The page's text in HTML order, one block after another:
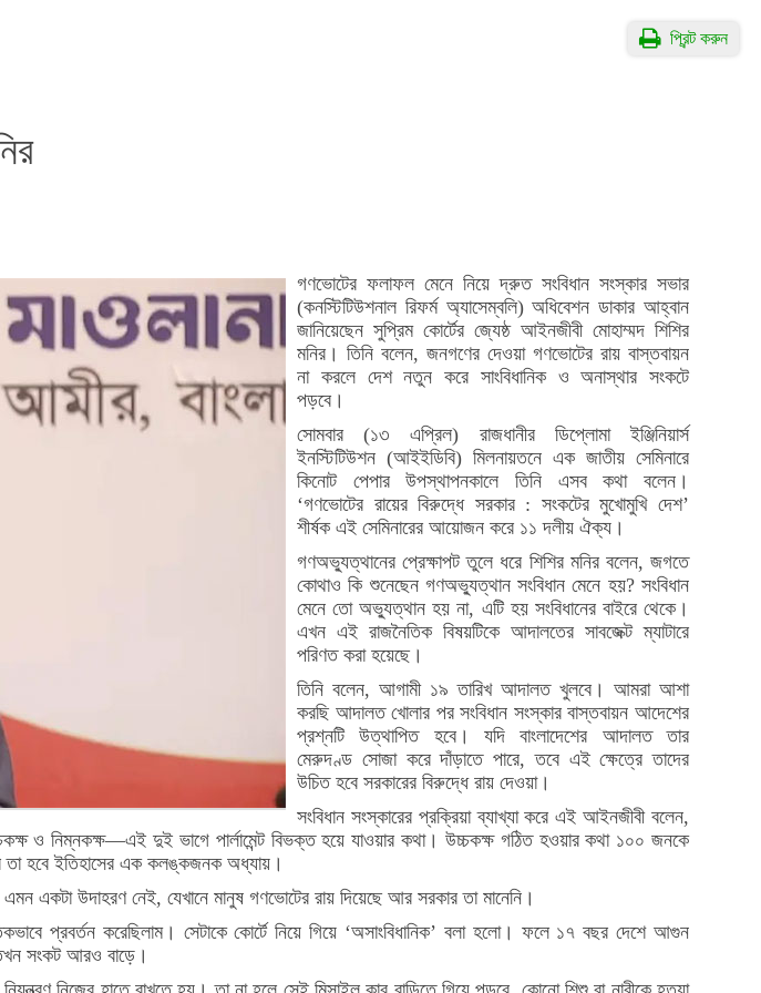
গণভোটের ফলাফল মেনে নিয়ে দ্রুত সংবিধান সংস্কার সভার
(কনস্টিটিউশনাল রিফর্ম অ্যাসেম্বলি) অধিবেশন ডাকার আহ্বান
জানিয়েছেন সুপ্রিম কোর্টের জ্যেষ্ঠ আইনজীবী মোহাম্মদ শিশির
মনির। তিনি বলেন, জনগণের দেওয়া গণভোটের রায় বাস্তবায়ন
না করলে দেশ নতুন করে সাংবিধানিক ও অনাস্থার সংকটে
পড়বে।
সোমবার (১৩ এপ্রিল) রাজধানীর ডিপ্লোমা ইঞ্জিনিয়ার্স
ইনস্টিটিউশন (আইইডিবি) মিলনায়তনে এক জাতীয় সেমিনারে
কিনোট পেপার উপস্থাপনকালে তিনি এসব কথা বলেন।
‘গণভোটের রায়ের বিরুদ্ধে সরকার : সংকটের মুখোমুখি দেশ’
শীর্ষক এই সেমিনারের আয়োজন করে ১১ দলীয় ঐক্য।
গণঅভ্যুত্থানের প্রেক্ষাপট তুলে ধরে শিশির মনির বলেন, জগতে
কোথাও কি শুনেছেন গণঅভ্যুত্থান সংবিধান মেনে হয়? সংবিধান
মেনে তো অভ্যুত্থান হয় না, এটি হয় সংবিধানের বাইরে থেকে।
এখন এই রাজনৈতিক বিষয়টিকে আদালতের সাবজেক্ট ম্যাটারে
পরিণত করা হয়েছে।
তিনি বলেন, আগামী ১৯ তারিখ আদালত খুলবে। আমরা আশা
করছি আদালত খোলার পর সংবিধান সংস্কার বাস্তবায়ন আদেশের
প্রশ্নটি উত্থাপিত হবে। যদি বাংলাদেশের আদালত তার
মেরুদণ্ড সোজা করে দাঁড়াতে পারে, তবে এই ক্ষেত্রে তাদের
উচিত হবে সরকারের বিরুদ্ধে রায় দেওয়া।
সংবিধান সংস্কারের প্রক্রিয়া ব্যাখ্যা করে এই আইনজীবী বলেন,
ও নিম্নকক্ষ—এই দুই ভাগে পার্লামেন্ট বিভক্ত হয়ে যাওয়ার কথা। উচ্চকক্ষ গঠিত হওয়ার কথা ১০০ জনকে
তা হবে ইতিহাসের এক কলঙ্কজনক অধ্যায়।
একটা উদাহরণ নেই, যেখানে মানুষ গণভোটের রায় দিয়েছে আর সরকার তা মানেনি।
প্রবর্তন করেছিলাম। সেটাকে কোর্টে নিয়ে গিয়ে ‘অসাংবিধানিক’ বলা হলো। ফলে ১৭ বছর দেশে আগুন
সংকট আরও বাড়ে।
প্রিন্ট করুন